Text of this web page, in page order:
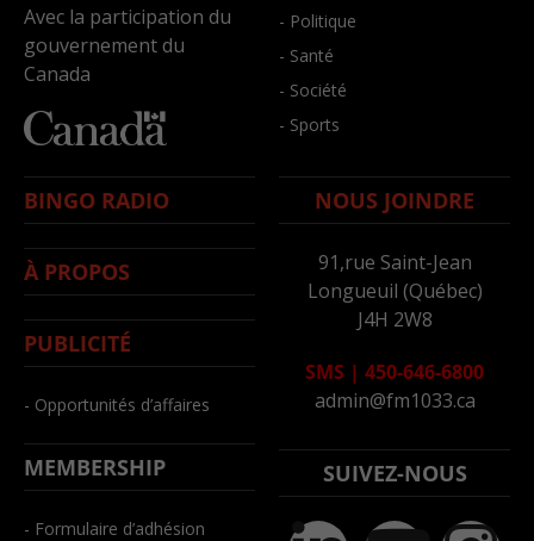
Avec la participation du
gouvernement du
Canada
- Politique
- Santé
- Société
- Sports
BINGO RADIO
À PROPOS
PUBLICITÉ
- Opportunités d’affaires
MEMBERSHIP
- Formulaire d’adhésion
NOUS JOINDRE
91,rue Saint-Jean
Longueuil (Québec)
J4H 2W8
SMS | 450-646-6800
admin@fm1033.ca
SUIVEZ-NOUS